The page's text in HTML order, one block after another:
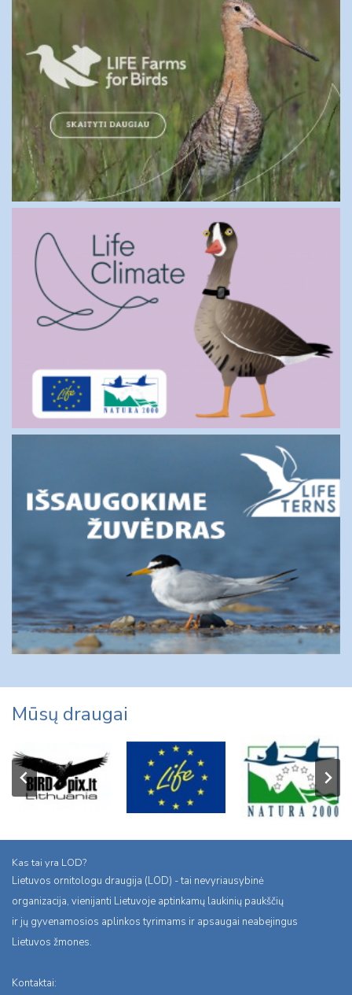
Mūsų draugai
Kas tai yra LOD?
Lietuvos ornitologu draugija (LOD) - tai nevyriausybinė
organizacija, vienijanti Lietuvoje aptinkamų laukinių paukščių
ir jų gyvenamosios aplinkos tyrimams ir apsaugai neabejingus
Lietuvos žmones.
Kontaktai: